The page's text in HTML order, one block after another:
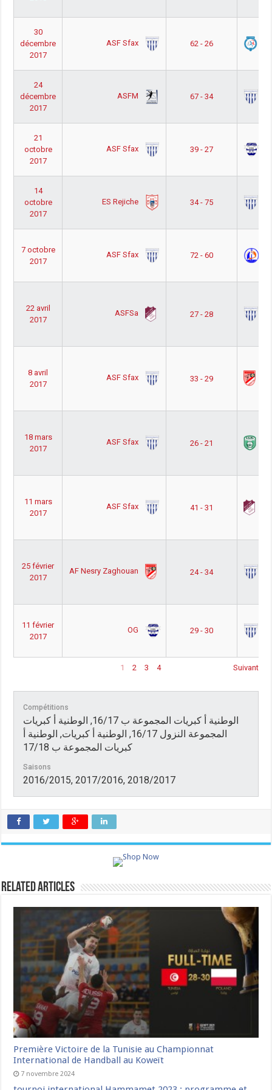
30
décembre
2017
ASF Sfax 62 - 26
24
décembre
2017
ASFM 67 - 34
21
octobre
2017
ASF Sfax 39 - 27
14
octobre
2017
ES Rejiche 34 - 75
7 octobre
2017
ASF Sfax 72 - 60
22 avril
2017
ASFSa 27 - 28
8 avril
2017
ASF Sfax 33 - 29
18 mars
2017
ASF Sfax 26 - 21
11 mars
2017
ASF Sfax 41 - 31
25 février
2017
AF Nesry Zaghouan 24 - 34
11 février
2017
OG 29 - 30
1 2 3 4 Suivant
Compétitions
الوطنية أ كبريات المجموعة ب 16/17, الوطنية أ كبريات
المجموعة النزول 16/17, الوطنية أ كبريات, الوطنية أ
كبريات المجموعة ب 17/18
Saisons
2016/2015, 2017/2016, 2018/2017
Related Articles
Première Victoire de la Tunisie au Championnat
International de Handball au Koweït
7 novembre 2024